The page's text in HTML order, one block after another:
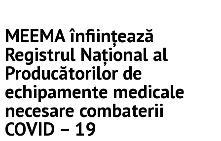
MEEMA înființează
Registrul Național al
Producătorilor de
echipamente medicale
necesare combaterii
COVID – 19